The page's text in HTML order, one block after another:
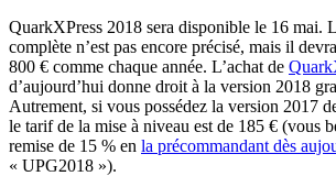
QuarkXPress 2018 sera disponible le 16 mai.
complète n’est pas encore précisé, mais il
800 € comme chaque année. L’achat de
d’aujourd’hui donne droit à la version 2018
Autrement, si vous possédez la version 2017
le tarif de la mise à niveau est de 185 € (vous
remise de 15 % en la précommandant dès
« UPG2018 »).